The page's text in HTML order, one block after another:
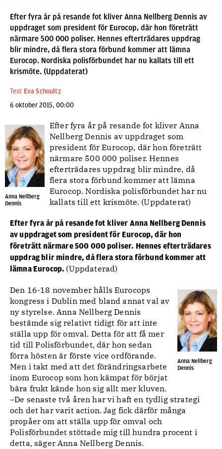
Efter fyra år på resande fot kliver Anna Nellberg Dennis av
uppdraget som president för Eurocop, där hon företrätt
närmare 500 000 poliser. Hennes efterträdares uppdrag
blir mindre, då flera stora förbund kommer att lämna
Eurocop. Nordiska polisförbundet har nu kallats till ett
krismöte. (Uppdaterat)
Text Eva Schoultz
6 oktober 2015, 00:00
Anna Nellberg
Dennis
Efter fyra år på resande fot kliver Anna
Nellberg Dennis av uppdraget som
president för Eurocop, där hon företrätt
närmare 500 000 poliser. Hennes
efterträdares uppdrag blir mindre, då
flera stora förbund kommer att lämna
Eurocop. Nordiska polisförbundet har nu
kallats till ett krismöte. (Uppdaterat)
Efter fyra år på resande fot kliver Anna Nellberg Dennis
av uppdraget som president för Eurocop, där hon
företrätt närmare 500 000 poliser. Hennes efterträdares
uppdrag blir mindre, då flera stora förbund kommer att
lämna Eurocop. (Uppdaterad)
Anna Nellberg
Dennis
Den 16-18 november hålls Eurocops
kongress i Dublin med bland annat val av
ny styrelse. Anna Nellberg Dennis
bestämde sig relativt tidigt för att inte
ställa upp för omval. Detta för att få mer
tid till Polisförbundet, där hon sedan
förra hösten är förste vice ordförande.
Men i takt med att det förändringsarbete
inom Eurocop som hon kämpat för börjat
bära frukt kände hon sig allt mer kluven.
–De senaste två åren har vi haft en tydlig strategi
och det har varit action. Jag fick därför många
propåer om att ställa upp för omval och
Polisförbundet stöttade mig till hundra procent i
detta, säger Anna Nellberg Dennis.